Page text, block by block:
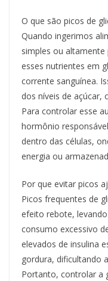
O que são picos de
Quando ingerimos
simples ou
esses nutrientes em
corrente sanguínea.
dos níveis de açúcar,
Para controlar esse
hormônio
dentro das células,
energia ou
Por que evitar picos
Picos frequentes de
efeito rebote,
consumo excessivo
elevados de insulina
gordura, dificultando
Portanto, controlar a